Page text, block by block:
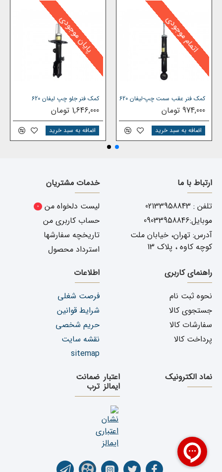
اتمام موجودی
کمک فنر عقب سمت چپ-لیفان 620
974,000 تومان
اضافه به سبد خرید
پایان موجودی
کمک فنر جلو چپ لیفان 620
1,646,000 تومان
اضافه به سبد خرید
ارتباط با ما
تلفن : 02133958843
موبایل:09033958846
آدرس: تهران، خیابان ملت
کوچه کاوه ، پلاک 13
خدمات مشتریان
لیست دلخواه من
0
حساب کاربری من
تاریخچه سفارشها
استرداد محصول
راهنمای کاربری
نحوه ثبت نام
جستجوی کالا
سفارشات کالا
پرداخت کالا
اطلاعات
فرصت شغلی
شرایط قوانین
حریم شخصی
نقشه سایت
sitemap
نماد الکترونیک
اعتبار
ایمالز
ضمانت
ترب